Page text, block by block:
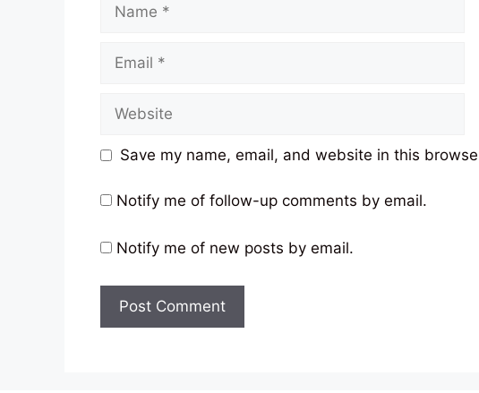
Email
Website
Save my name, email, and website in this
Notify me of follow-up comments by email.
Notify me of new posts by email.